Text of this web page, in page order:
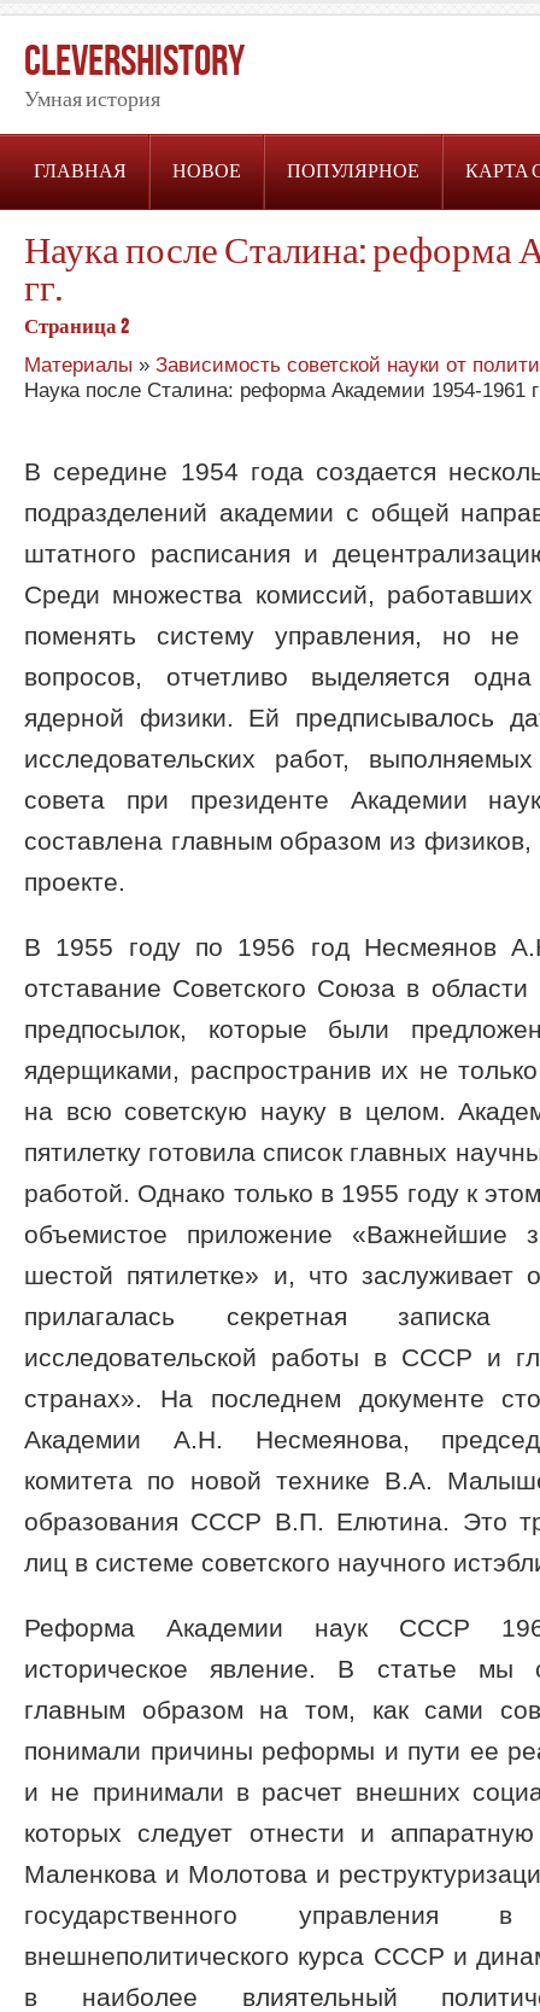
CleversHistory
Умная история
ГЛАВНАЯ НОВОЕ ПОПУЛЯРНОЕ КАРТА
Наука после Сталина: реформа
гг.
Страница 2
Материалы » Зависимость советской науки от
Наука после Сталина: реформа Академии 1954-1961
В середине 1954 года создается
подразделений академии с общей
штатного расписания и
Среди множества комиссий,
поменять систему управления, но не
вопросов, отчетливо выделяется
ядерной физики. Ей предписывалось
исследовательских работ,
совета при президенте Академии
составлена главным образом из
проекте.
В 1955 году по 1956 год Несмеянов
отставание Советского Союза в
предпосылок, которые были
ядерщиками, распространив их не
на всю советскую науку в целом.
пятилетку готовила список главных
работой. Однако только в 1955 году к
объемистое приложение «Важнейшие
шестой пятилетке» и, что заслуживает
прилагалась секретная записка
исследовательской работы в СССР и
странах». На последнем документе
Академии А.Н. Несмеянова,
комитета по новой технике В.А.
образования СССР В.П. Елютина. Это
лиц в системе советского научного
Реформа Академии наук СССР
историческое явление. В статье мы
главным образом на том, как сами
понимали причины реформы и пути ее
и не принимали в расчет внешних
которых следует отнести и
Маленкова и Молотова и
государственного
внешнеполитического курса СССР и
в наиболее влиятельный